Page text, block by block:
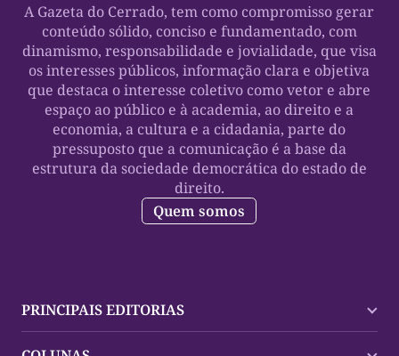
A Gazeta do Cerrado, tem como compromisso gerar
conteúdo sólido, conciso e fundamentado, com
dinamismo, responsabilidade e jovialidade, que visa
os interesses públicos, informação clara e objetiva
que destaca o interesse coletivo como vetor e abre
espaço ao público e à academia, ao direito e a
economia, a cultura e a cidadania, parte do
pressuposto que a comunicação é a base da
estrutura da sociedade democrática do estado de
direito.
Quem somos
PRINCIPAIS EDITORIAS